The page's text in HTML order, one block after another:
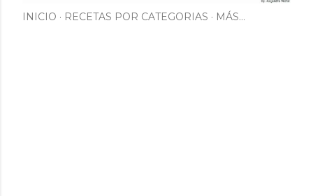
INICIO RECETAS POR CATEGORIAS MÁS…